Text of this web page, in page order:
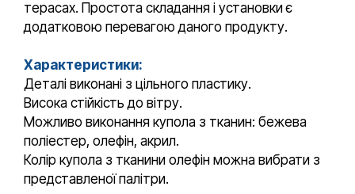
терасах. Простота складання і установки є
додатковою перевагою даного продукту.
Характеристики:
Деталі виконані з цільного пластику.
Висока стійкість до вітру.
Можливо виконання купола з тканин: бежева
поліестер, олефін, акрил.
Колір купола з тканини олефін можна вибрати з
представленої палітри.